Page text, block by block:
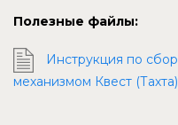
Полезные файлы:
Инструкция по
механизмом Квест